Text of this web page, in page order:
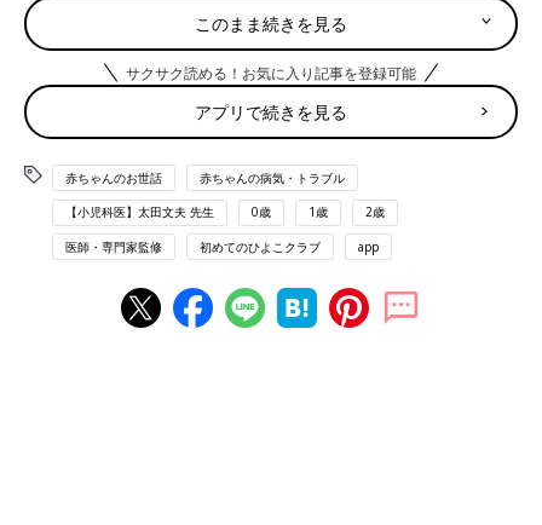
【産後初外出】健診・通院以外の赤ちゃ
ん連れの“プチ外出”。みんなは「いつご
ろから」「どこに」出かけているの？
近所を少し歩くような“プチ外出”。初めての赤
ちゃんと一緒の“プチ外出”は、生後何カ月ごろ
にしたファミリーが多いのでしょうか？ 健診
や通院以外の“プチ外出”について、先輩ファミ
リーに聞きました。
予防接種は赤ちゃん、そして社会全体を守るために
必要です
このまま続きを見る
サクサク読める！お気に入り記事を登録可能
アプリで続きを見る
赤ちゃんのお世話 赤ちゃんの病気・トラブル
【小児科医】太田文夫 先生 0歳 1歳 2歳
医師・専門家監修 初めてのひよこクラブ app